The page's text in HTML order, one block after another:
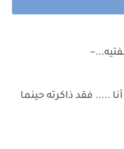
..... فقد ذاكرته حينما